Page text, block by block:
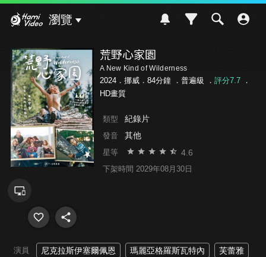
瀏覽
荒野心家園
A New Kind of Wilderness
2024．挪威．84分鐘 ． 普遍級 ． 評分7.7．
HD畫質
類型 紀錄片
發音 其他
星等 4.6
下架時間 2029年08月30日
演員 尼克拉斯伊塞爾佩恩 瑪麗亞格羅斯瓦特內 芙蕾雅